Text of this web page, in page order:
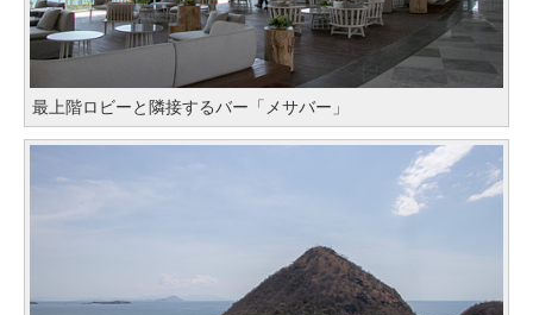
最上階ロビーと隣接するバー「メサバー」